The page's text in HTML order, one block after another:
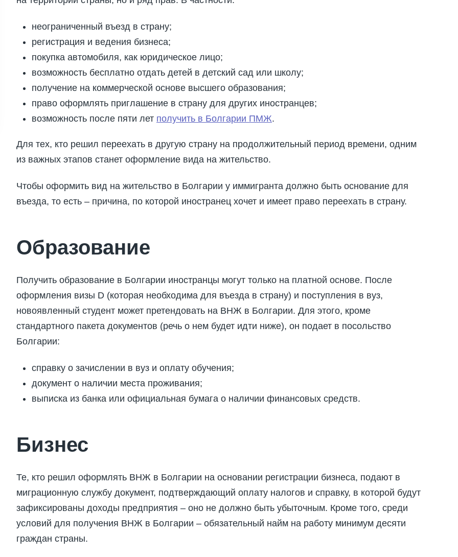
неограниченный въезд в страну;
регистрация и ведения бизнеса;
покупка автомобиля, как юридическое лицо;
возможность бесплатно отдать детей в детский сад или школу;
получение на коммерческой основе высшего образования;
право оформлять приглашение в страну для других иностранцев;
возможность после пяти лет получить в Болгарии ПМЖ.
Для тех, кто решил переехать в другую страну на продолжительный период времени, одним
из важных этапов станет оформление вида на жительство.
Чтобы оформить вид на жительство в Болгарии у иммигранта должно быть основание для
въезда, то есть – причина, по которой иностранец хочет и имеет право переехать в страну.
Образование
Получить образование в Болгарии иностранцы могут только на платной основе. После
оформления визы D (которая необходима для въезда в страну) и поступления в вуз,
новоявленный студент может претендовать на ВНЖ в Болгарии. Для этого, кроме
стандартного пакета документов (речь о нем будет идти ниже), он подает в посольство
Болгарии:
справку о зачислении в вуз и оплату обучения;
документ о наличии места проживания;
выписка из банка или официальная бумага о наличии финансовых средств.
Бизнес
Те, кто решил оформлять ВНЖ в Болгарии на основании регистрации бизнеса, подают в
миграционную службу документ, подтверждающий оплату налогов и справку, в которой будут
зафиксированы доходы предприятия – оно не должно быть убыточным. Кроме того, среди
условий для получения ВНЖ в Болгарии – обязательный найм на работу минимум десяти
граждан страны.